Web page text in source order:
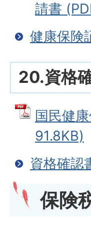
請書
健康保険
20.資格
国民健
91.8KB)
資格確認
保険